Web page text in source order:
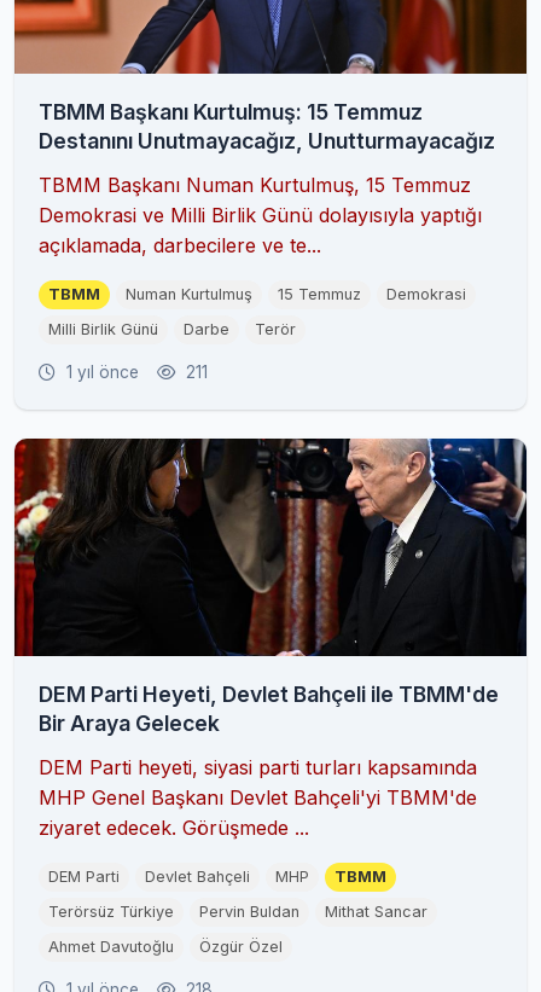
TBMM Başkanı Kurtulmuş: 15 Temmuz
Destanını Unutmayacağız, Unutturmayacağız
TBMM Başkanı Numan Kurtulmuş, 15 Temmuz
Demokrasi ve Milli Birlik Günü dolayısıyla yaptığı
açıklamada, darbecilere ve te...
TBMM Numan Kurtulmuş 15 Temmuz
Demokrasi
Milli Birlik Günü
Darbe Terör
1 yıl önce 211
DEM Parti Heyeti, Devlet Bahçeli ile TBMM'de
Bir Araya Gelecek
DEM Parti heyeti, siyasi parti turları kapsamında
MHP Genel Başkanı Devlet Bahçeli'yi TBMM'de
ziyaret edecek. Görüşmede ...
DEM Parti Devlet Bahçeli MHP
TBMM
Terörsüz Türkiye
Pervin Buldan
Mithat Sancar
Ahmet Davutoğlu
Özgür Özel